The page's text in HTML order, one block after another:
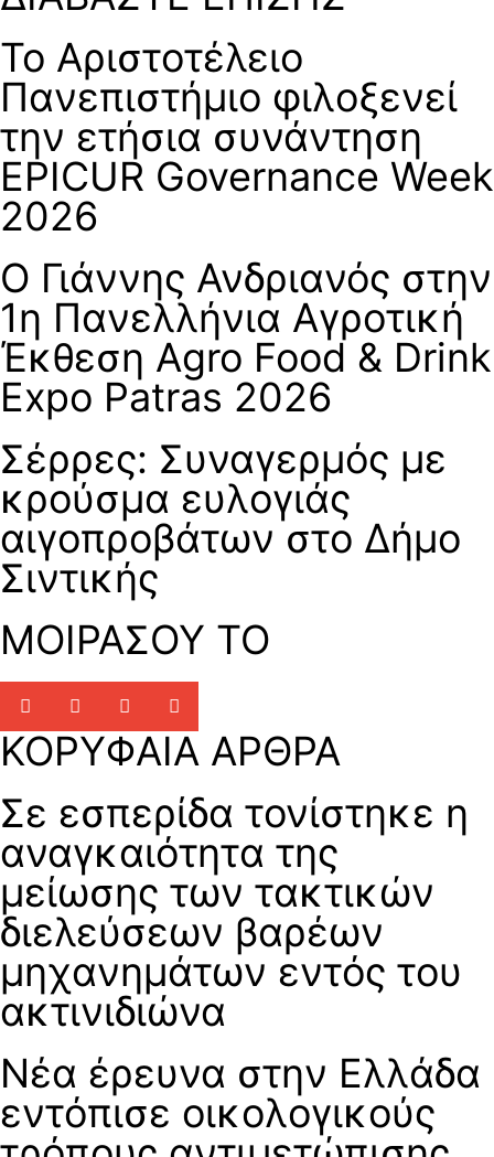
Το Αριστοτέλειο
Πανεπιστήμιο φιλοξενεί
την ετήσια συνάντηση
EPICUR Governance Week
2026
Ο Γιάννης Ανδριανός στην
1η Πανελλήνια Αγροτική
Έκθεση Agro Food & Drink
Expo Patras 2026
Σέρρες: Συναγερμός με
κρούσμα ευλογιάς
αιγοπροβάτων στο Δήμο
Σιντικής
ΜΟΙΡΑΣΟΥ ΤΟ
ΚΟΡΥΦΑΙΑ ΑΡΘΡΑ
Σε εσπερίδα τονίστηκε η
αναγκαιότητα της
μείωσης των τακτικών
διελεύσεων βαρέων
μηχανημάτων εντός του
ακτινιδιώνα
Νέα έρευνα στην Ελλάδα
εντόπισε οικολογικούς